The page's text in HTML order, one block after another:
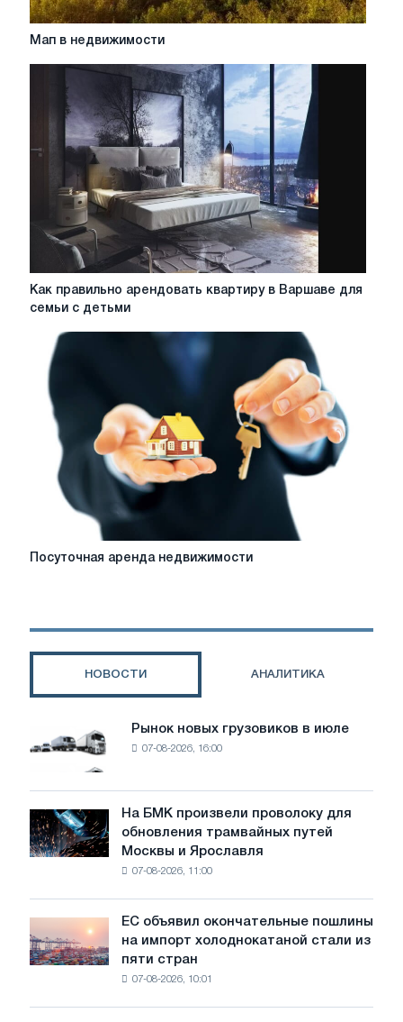
Мап
недвижимости
Мап в недвижимости
Как
правильно
квартиру
Варшаве
для
семьи
детьми
Как правильно арендовать квартиру в Варшаве для
семьи с детьми
Посуточная
аренда
Посуточная аренда недвижимости
НОВОСТИ АНАЛИТИКА
Рынок
новых
грузовиков
в
июле
Рынок новых грузовиков в июле
07-08-2026, 16:00
На
БМК
произвели
трамвайных
путей
Москвы
Ярославля
На БМК произвели проволоку для
обновления трамвайных путей
Москвы и Ярославля
07-08-2026, 11:00
объявил
окончательные
ЕС объявил окончательные пошлины
на импорт холоднокатаной стали из
пяти стран
07-08-2026, 10:01